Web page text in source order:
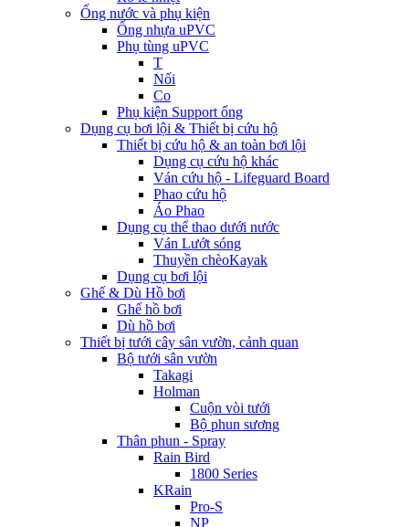
Ống nước và phụ kiện
Ống nhựa uPVC
Phụ tùng uPVC
T
Nối
Co
Phụ kiện Support ống
Dụng cụ bơi lội & Thiết bị cứu hộ
Thiết bị cứu hộ & an toàn bơi lội
Dụng cụ cứu hộ khác
Ván cứu hộ - Lifeguard Board
Phao cứu hộ
Áo Phao
Dụng cụ thể thao dưới nước
Ván Lướt sóng
Thuyền chèoKayak
Dụng cụ bơi lội
Ghế & Dù Hồ bơi
Ghế hồ bơi
Dù hồ bơi
Thiết bị tưới cây sân vườn, cảnh quan
Bộ tưới sân vườn
Takagi
Holman
Cuộn vòi tưới
Bộ phun sương
Thân phun - Spray
Rain Bird
1800 Series
KRain
Pro-S
NP